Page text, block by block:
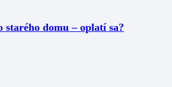
starého domu – oplatí sa?